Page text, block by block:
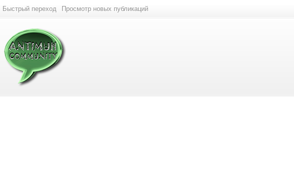
Быстрый переход Просмотр новых публикаций